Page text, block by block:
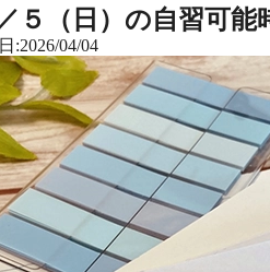
５（日）の自習可能
:2026/04/04